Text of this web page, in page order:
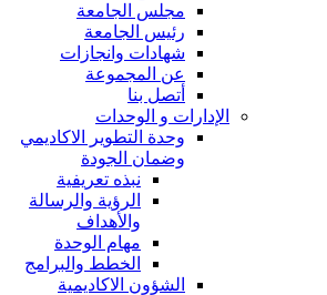
مجلس الجامعة
رئيس الجامعة
شهادات وانجازات
عن المجموعة
أتصل بنا
الإدارات و الوحدات
وحدة التطوير الاكاديمي
وضمان الجودة
نبذه تعريفية
الرؤية والرسالة
والأهداف
مهام الوحدة
الخطط والبرامج
الشؤون الاكاديمية